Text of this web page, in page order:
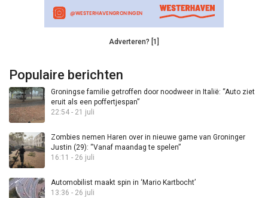
Adverteren? [1]
Populaire berichten
Groningse familie getroffen door noodweer in Italië: “Auto ziet
eruit als een poffertjespan”
22:54 - 21 juli
Zombies nemen Haren over in nieuwe game van Groninger
Justin (29): “Vanaf maandag te spelen”
16:11 - 26 juli
Automobilist maakt spin in ‘Mario Kartbocht’
13:36 - 26 juli